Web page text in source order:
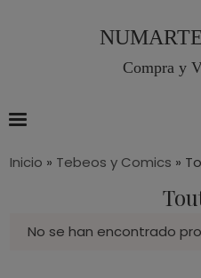
Compra y
Inicio » Tebeos y Comics »
No se han encontrado